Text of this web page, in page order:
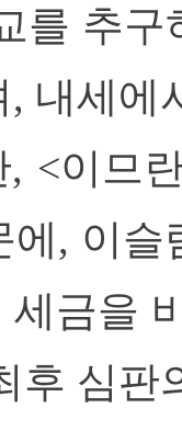
를 추
내세에
<이므
에, 이
금을
후 심